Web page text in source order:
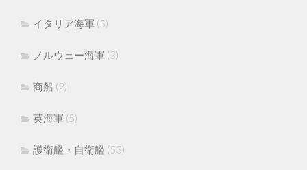
イタリア海軍 (5)
ノルウェー海軍 (3)
商船 (2)
英海軍 (5)
護衛艦・自衛艦 (53)